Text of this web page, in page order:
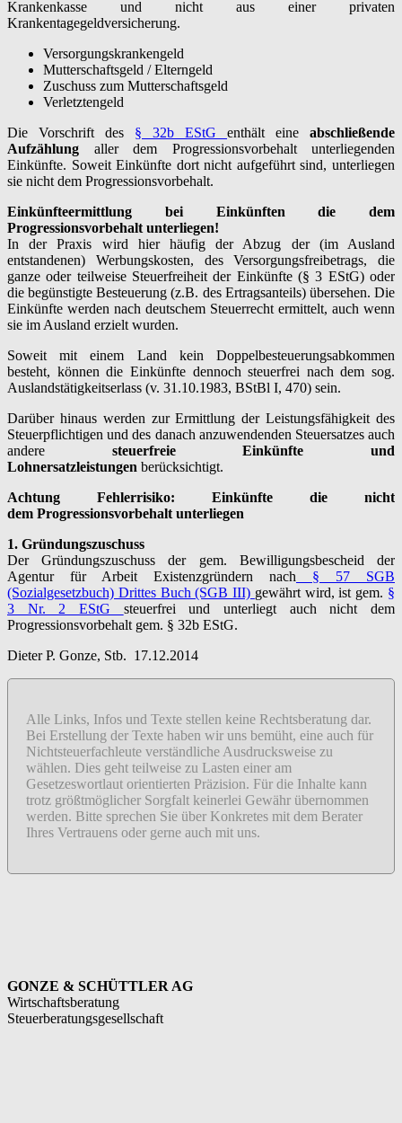
Krankenkasse und nicht aus einer privaten
Krankentagegeldversicherung.
Versorgungskrankengeld
Mutterschaftsgeld / Elterngeld
Zuschuss zum Mutterschaftsgeld
Verletztengeld
Die Vorschrift des § 32b EStG enthält eine abschließende
Aufzählung aller dem Progressionsvorbehalt unterliegenden
Einkünfte. Soweit Einkünfte dort nicht aufgeführt sind, unterliegen
sie nicht dem Progressionsvorbehalt.
Einkünfteermittlung bei Einkünften die dem
Progressionsvorbehalt unterliegen!
In der Praxis wird hier häufig der Abzug der (im Ausland
entstandenen) Werbungskosten, des Versorgungsfreibetrags, die
ganze oder teilweise Steuerfreiheit der Einkünfte (§ 3 EStG) oder
die begünstigte Besteuerung (z.B. des Ertragsanteils) übersehen. Die
Einkünfte werden nach deutschem Steuerrecht ermittelt, auch wenn
sie im Ausland erzielt wurden.
Soweit mit einem Land kein Doppelbesteuerungsabkommen
besteht, können die Einkünfte dennoch steuerfrei nach dem sog.
Auslandstätigkeitserlass (v. 31.10.1983, BStBl I, 470) sein.
Darüber hinaus werden zur Ermittlung der Leistungsfähigkeit des
Steuerpflichtigen und des danach anzuwendenden Steuersatzes auch
andere steuerfreie Einkünfte und
Lohnersatzleistungen berücksichtigt.
Achtung Fehlerrisiko: Einkünfte die nicht
dem Progressionsvorbehalt unterliegen
1. Gründungszuschuss
Der Gründungszuschuss der gem. Bewilligungsbescheid der
Agentur für Arbeit Existenzgründern nach § 57 SGB
(Sozialgesetzbuch) Drittes Buch (SGB III) gewährt wird, ist gem. §
3 Nr. 2 EStG steuerfrei und unterliegt auch nicht dem
Progressionsvorbehalt gem. § 32b EStG.
Dieter P. Gonze, Stb. 17.12.2014
Alle Links, Infos und Texte stellen keine Rechtsberatung dar.
Bei Erstellung der Texte haben wir uns bemüht, eine auch für
Nichtsteuerfachleute verständliche Ausdrucksweise zu
wählen. Dies geht teilweise zu Lasten einer am
Gesetzeswortlaut orientierten Präzision. Für die Inhalte kann
trotz größtmöglicher Sorgfalt keinerlei Gewähr übernommen
werden. Bitte sprechen Sie über Konkretes mit dem Berater
Ihres Vertrauens oder gerne auch mit uns.
GONZE & SCHÜTTLER AG
Wirtschaftsberatung
Steuerberatungsgesellschaft